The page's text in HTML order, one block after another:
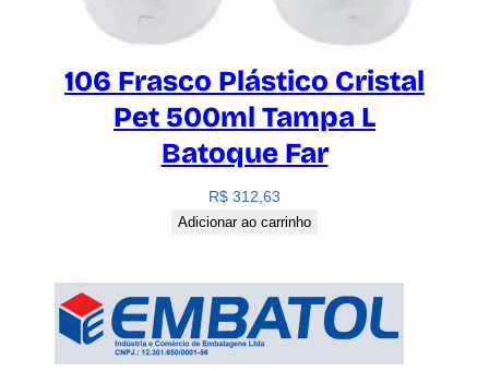
106 Frasco Plástico Cristal
Pet 500ml Tampa L
Batoque Far
R$ 312,63
Adicionar ao carrinho